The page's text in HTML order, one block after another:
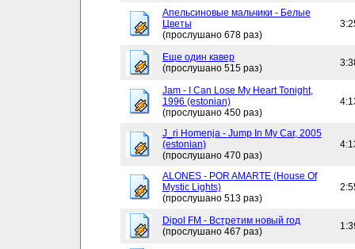
Апельсиновые мальчики - Белые
Цветы
(прослушано 678 раз)
Еще один кавер
(прослушано 515 раз)
Jam - I Can Lose My Heart Tonight,
1996 (estonian)
(прослушано 450 раз)
J_ri Homenja - Jump In My Car, 2005
(estonian)
(прослушано 470 раз)
ALONES - POR AMARTE (House Of
Mystic Lights)
(прослушано 513 раз)
Dipol FM - Встретим новый год
(прослушано 467 раз)